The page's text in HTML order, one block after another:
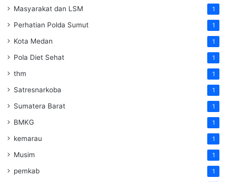
Masyarakat dan LSM 1
Perhatian Polda Sumut 1
Kota Medan 1
Pola Diet Sehat 1
thm 1
Satresnarkoba 1
Sumatera Barat 1
BMKG 1
kemarau 1
Musim 1
pemkab 1